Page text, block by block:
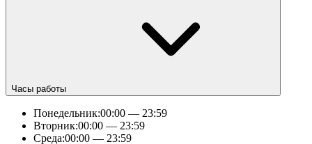
Часы работы
Понедельник:00:00 — 23:59
Вторник:00:00 — 23:59
Среда:00:00 — 23:59